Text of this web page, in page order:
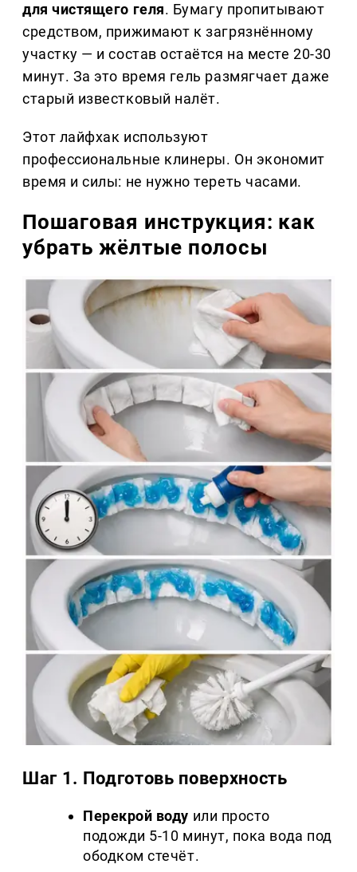
для чистящего геля. Бумагу пропитывают
средством, прижимают к загрязнённому
участку — и состав остаётся на месте 20-30
минут. За это время гель размягчает даже
старый известковый налёт.
Этот лайфхак используют
профессиональные клинеры. Он экономит
время и силы: не нужно тереть часами.
Пошаговая инструкция: как
убрать жёлтые полосы
Шаг 1. Подготовь поверхность
Перекрой воду или просто
подожди 5-10 минут, пока вода под
ободком стечёт.